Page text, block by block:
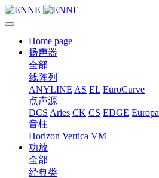
Home page
扬声器
全部
线阵列
ANYLINE AS EL EuroCurve
点声源
DCS Aries CK CS EDGE Europa
音柱
Horizon Vertica VM
功放
全部
经典类